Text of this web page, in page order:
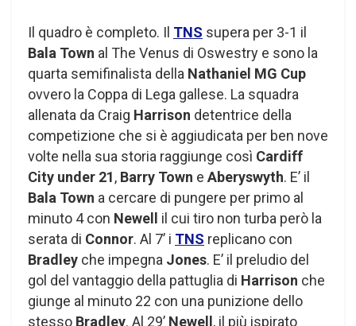
Il quadro è completo. Il TNS supera per 3-1 il
Bala Town al The Venus di Oswestry e sono la
quarta semifinalista della Nathaniel MG Cup
ovvero la Coppa di Lega gallese. La squadra
allenata da Craig Harrison detentrice della
competizione che si è aggiudicata per ben nove
volte nella sua storia raggiunge così Cardiff
City under 21, Barry Town e Aberyswyth. E’ il
Bala Town a cercare di pungere per primo al
minuto 4 con Newell il cui tiro non turba però la
serata di Connor. Al 7’ i TNS replicano con
Bradley che impegna Jones. E’ il preludio del
gol del vantaggio della pattuglia di Harrison che
giunge al minuto 22 con una punizione dello
stesso Bradley. Al 29’ Newell, il più ispirato